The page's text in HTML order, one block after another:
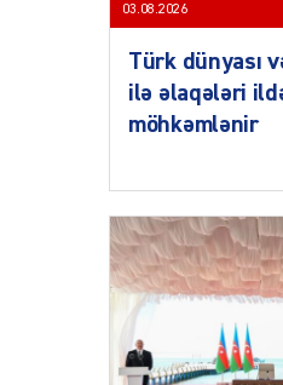
03.08.2026
Türk dünyası
ilə əlaqələri
möhkəmlənir